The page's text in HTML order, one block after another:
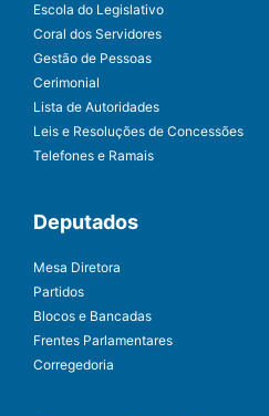
Escola do Legislativo
Coral dos Servidores
Gestão de Pessoas
Cerimonial
Lista de Autoridades
Leis e Resoluções de Concessões
Telefones e Ramais
Deputados
Mesa Diretora
Partidos
Blocos e Bancadas
Frentes Parlamentares
Corregedoria